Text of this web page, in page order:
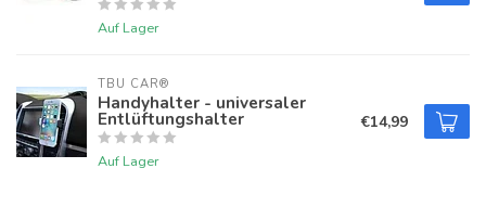
Auf Lager
TBU CAR®
Handyhalter - universaler
Entlüftungshalter
Auf Lager
€14,99